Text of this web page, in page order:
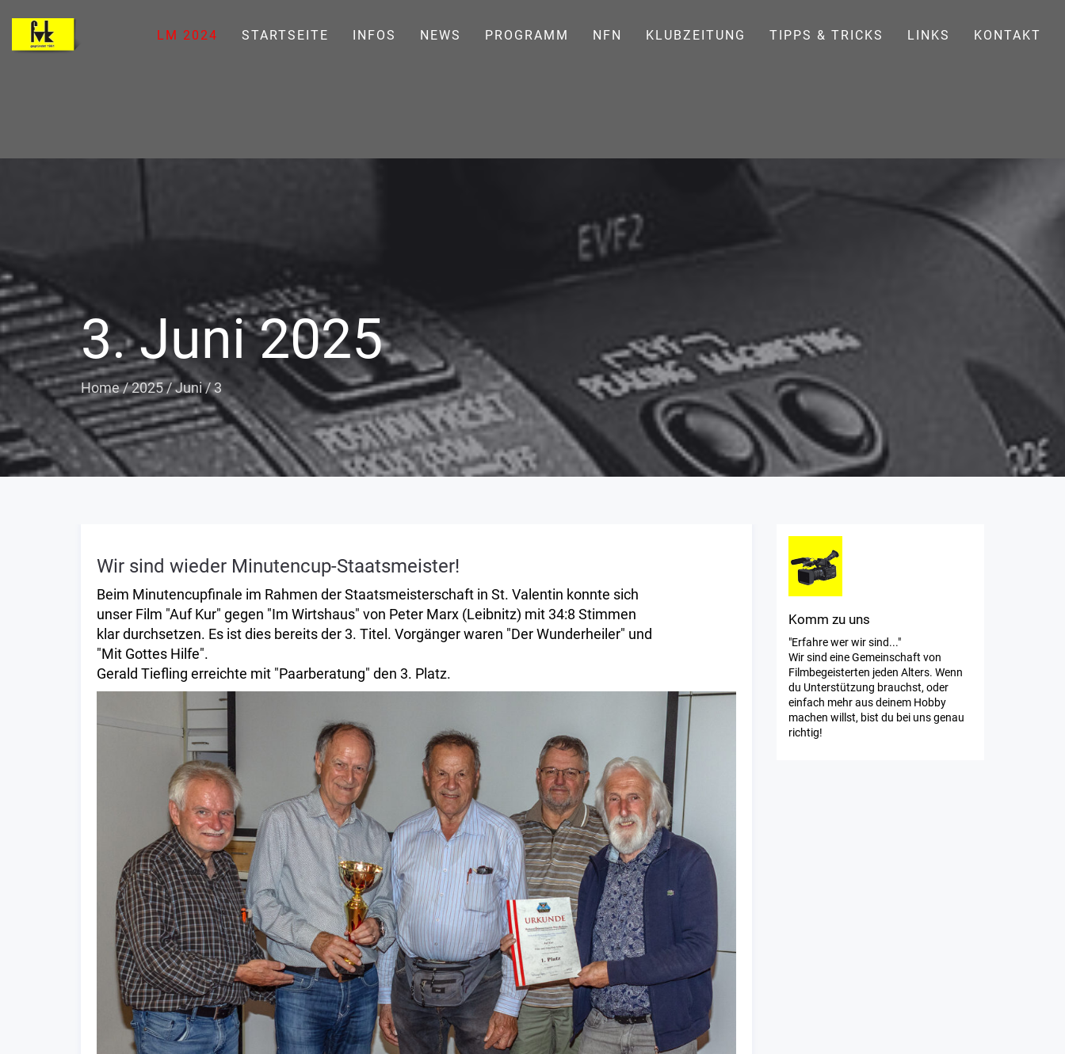
LM 2024 STARTSEITE INFOS NEWS PROGRAMM NFN KLUBZEITUNG TIPPS & TRICKS LINKS KONTAKT
3. Juni 2025
Home/2025/Juni/3
Wir sind wieder Minutencup-Staatsmeister!
Beim Minutencupfinale im Rahmen der Staatsmeisterschaft in St. Valentin konnte sich
unser Film "Auf Kur" gegen "Im Wirtshaus" von Peter Marx (Leibnitz) mit 34:8 Stimmen
klar durchsetzen. Es ist dies bereits der 3. Titel. Vorgänger waren "Der Wunderheiler" und
"Mit Gottes Hilfe".
Gerald Tiefling erreichte mit "Paarberatung" den 3. Platz.
Komm zu uns
"Erfahre wer wir sind..."
Wir sind eine Gemeinschaft von
Filmbegeisterten jeden Alters. Wenn
du Unterstützung brauchst, oder
einfach mehr aus deinem Hobby
machen willst, bist du bei uns genau
richtig!